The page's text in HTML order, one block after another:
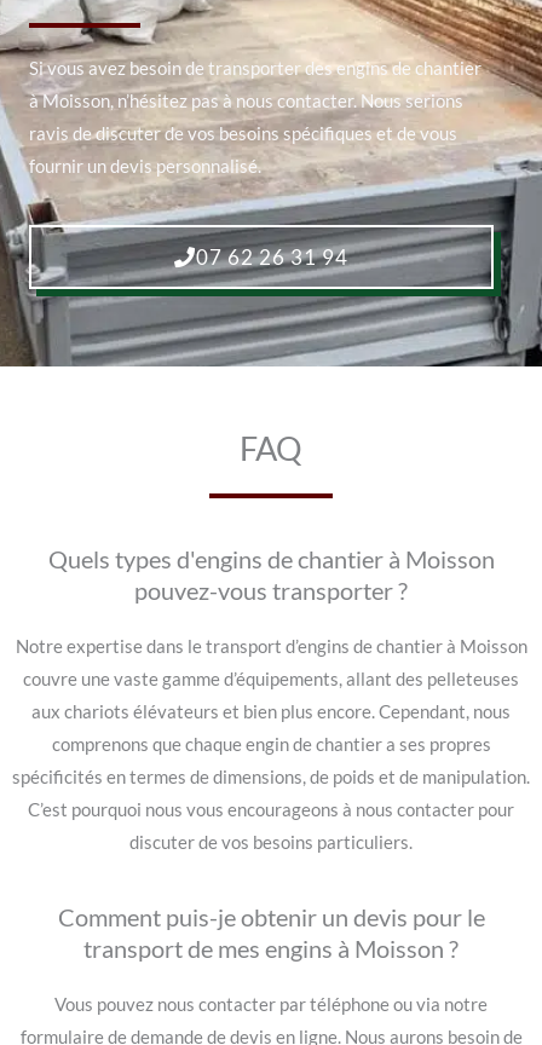
Si vous avez besoin de transporter des engins de chantier
à Moisson, n’hésitez pas à nous contacter. Nous serions
ravis de discuter de vos besoins spécifiques et de vous
fournir un devis personnalisé.
07 62 26 31 94
FAQ
Quels types d'engins de chantier à Moisson
pouvez-vous transporter ?
Notre expertise dans le transport d’engins de chantier à Moisson
couvre une vaste gamme d’équipements, allant des pelleteuses
aux chariots élévateurs et bien plus encore. Cependant, nous
comprenons que chaque engin de chantier a ses propres
spécificités en termes de dimensions, de poids et de manipulation.
C’est pourquoi nous vous encourageons à nous contacter pour
discuter de vos besoins particuliers.
Comment puis-je obtenir un devis pour le
transport de mes engins à Moisson ?
Vous pouvez nous contacter par téléphone ou via notre
formulaire de demande de devis en ligne. Nous aurons besoin de